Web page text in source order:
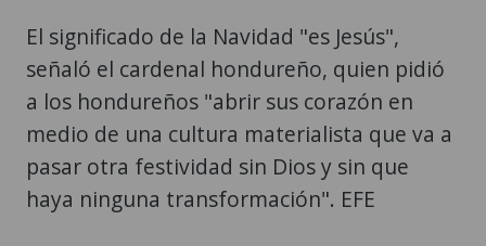
El significado de la Navidad "es Jesús",
señaló el cardenal hondureño, quien pidió
a los hondureños "abrir sus corazón en
medio de una cultura materialista que va a
pasar otra festividad sin Dios y sin que
haya ninguna transformación". EFE